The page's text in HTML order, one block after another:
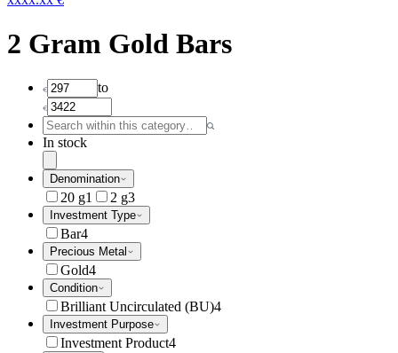
2 Gram Gold Bars
to
In stock
Denomination
20 g1 2 g3
Investment Type
Bar4
Precious Metal
Gold4
Condition
Brilliant Uncirculated (BU)4
Investment Purpose
Investment Product4